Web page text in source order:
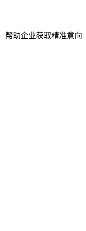
帮助企业获取精准意向